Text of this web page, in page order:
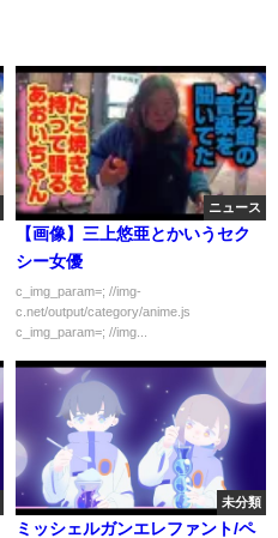
ニュース
【画像】三上悠亜とかいうセク
シー女優
c_img_param=; //img-
c.net/output/category/anime.js
c_img_param=; //img...
未分類
ミッシェルガンエレファント/ペ